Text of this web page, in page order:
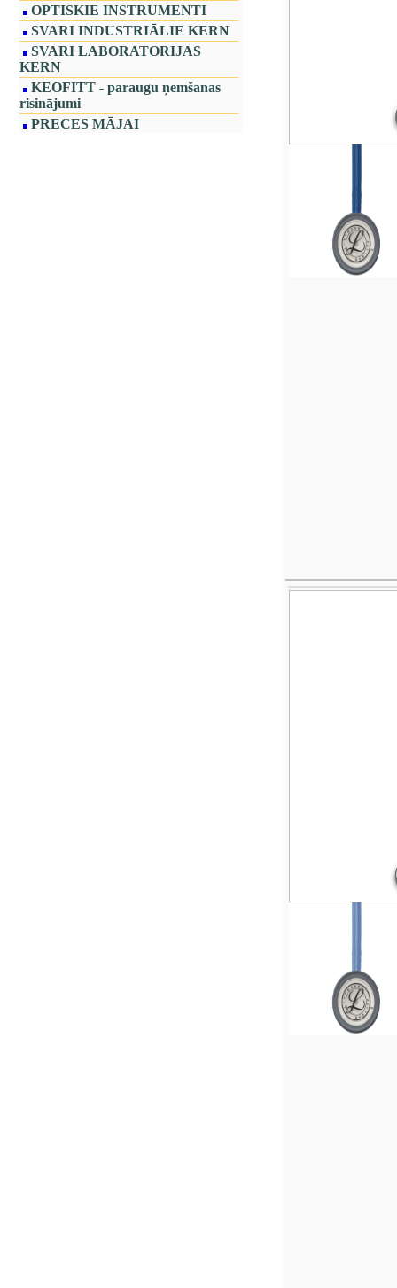
OPTISKIE INSTRUMENTI
SVARI INDUSTRIĀLIE KERN
SVARI LABORATORIJAS
KERN
KEOFITT - paraugu ņemšanas
risinājumi
PRECES MĀJAI